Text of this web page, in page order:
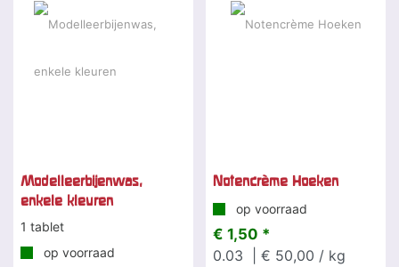
Modelleerbijenwas,
enkele kleuren
1 tablet
op voorraad
Notencrème Hoeken
op voorraad
€ 1,50 *
0.03
| € 50,00 / kg